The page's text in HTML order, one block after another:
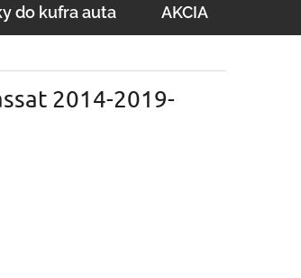
do kufra auta AKCIA
2014-2019-